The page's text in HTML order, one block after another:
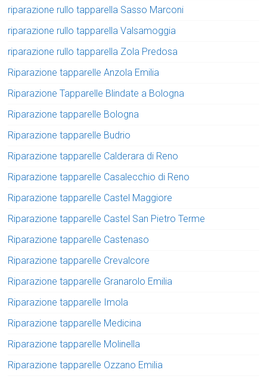
riparazione rullo tapparella Sasso Marconi
riparazione rullo tapparella Valsamoggia
riparazione rullo tapparella Zola Predosa
Riparazione tapparelle Anzola Emilia
Riparazione Tapparelle Blindate a Bologna
Riparazione tapparelle Bologna
Riparazione tapparelle Budrio
Riparazione tapparelle Calderara di Reno
Riparazione tapparelle Casalecchio di Reno
Riparazione tapparelle Castel Maggiore
Riparazione tapparelle Castel San Pietro Terme
Riparazione tapparelle Castenaso
Riparazione tapparelle Crevalcore
Riparazione tapparelle Granarolo Emilia
Riparazione tapparelle Imola
Riparazione tapparelle Medicina
Riparazione tapparelle Molinella
Riparazione tapparelle Ozzano Emilia